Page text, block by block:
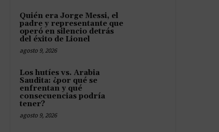
Quién era Jorge Messi, el
padre y representante que
operó en silencio detrás
del éxito de Lionel
agosto 9, 2026
Los hutíes vs. Arabia
Saudita: ¿por qué se
enfrentan y qué
consecuencias podría
tener?
agosto 9, 2026